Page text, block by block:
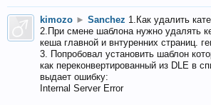
kimozo ► Sanchez 1.Как удалить
2.При смене шаблона нужно удалять
кеша главной и внтуренних страниц.
3. Попробовал установить шаблон
как переконвертированный из DLE в
выдает ошибку:
Internal Server Error